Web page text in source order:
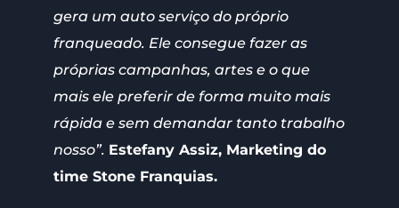
gera um auto serviço do próprio
franqueado. Ele consegue fazer as
próprias campanhas, artes e o que
mais ele preferir de forma muito mais
rápida e sem demandar tanto trabalho
nosso”. Estefany Assiz, Marketing do
time Stone Franquias.